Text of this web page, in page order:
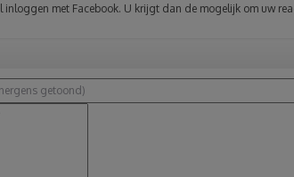
inloggen met Facebook. U krijgt dan de mogelijk om uw